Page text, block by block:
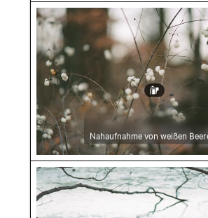
Nahaufnahme von weißen
Nahaufnahme von weißen
Verschlungene Äste über